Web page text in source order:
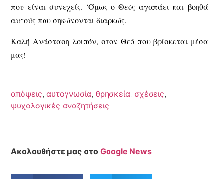
που είναι συνεχείς. ‘Όμως ο Θεός αγαπάει και βοηθά
αυτούς που σηκώνονται διαρκώς.
Καλή Ανάσταση λοιπόν, στον Θεό που βρίσκεται μέσα
μας!
απόψεις,αυτογνωσία,θρησκεία, σχέσεις,
ψυχολογικές αναζητήσεις
Ακολουθήστε μας στοGoogle News